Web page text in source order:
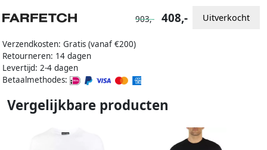
Verzendkosten: Gratis (vanaf €200)
Retourneren: 14 dagen
Levertijd: 2-4 dagen
Betaalmethodes:
903,- 408,- Uitverkocht
Vergelijkbare producten